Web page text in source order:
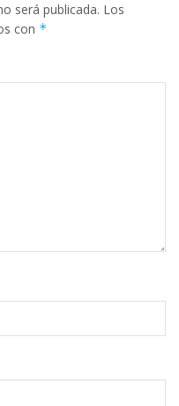
será publicada. Los
con *